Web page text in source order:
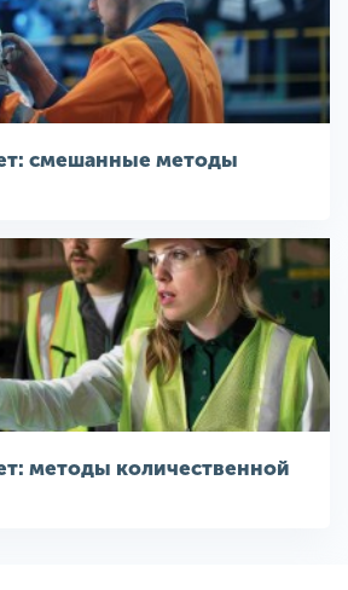
смешанные методы
методы количественной